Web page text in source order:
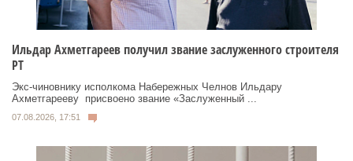
Ильдар Ахметгареев получил звание заслуженного строителя
РТ
Экс‑чиновнику исполкома Набережных Челнов Ильдару
Ахметгарееву присвоено звание «Заслуженный ...
07.08.2026, 17:51